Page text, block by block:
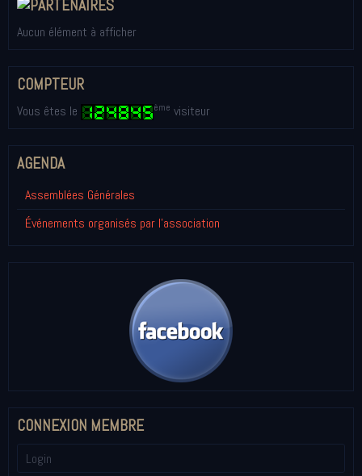
Aucun élément à afficher
COMPTEUR
Vous êtes le ème visiteur
AGENDA
Assemblées Générales
Événements organisés par l'association
CONNEXION MEMBRE